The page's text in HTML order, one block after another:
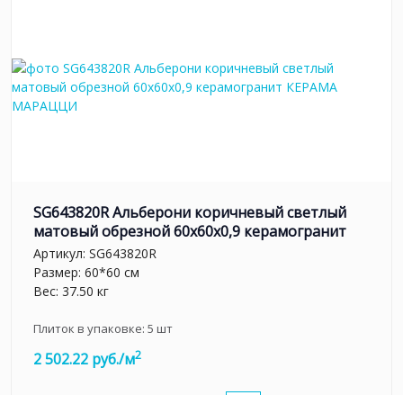
SG643820R Альберони коричневый светлый
матовый обрезной 60x60x0,9 керамогранит
Артикул: SG643820R
Размер: 60*60 см
Вес: 37.50 кг
Плиток в упаковке: 5 шт
2 502.22 руб./м2